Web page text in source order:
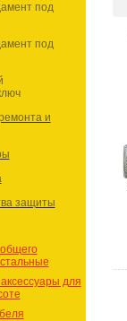
под
под
и
защиты
для